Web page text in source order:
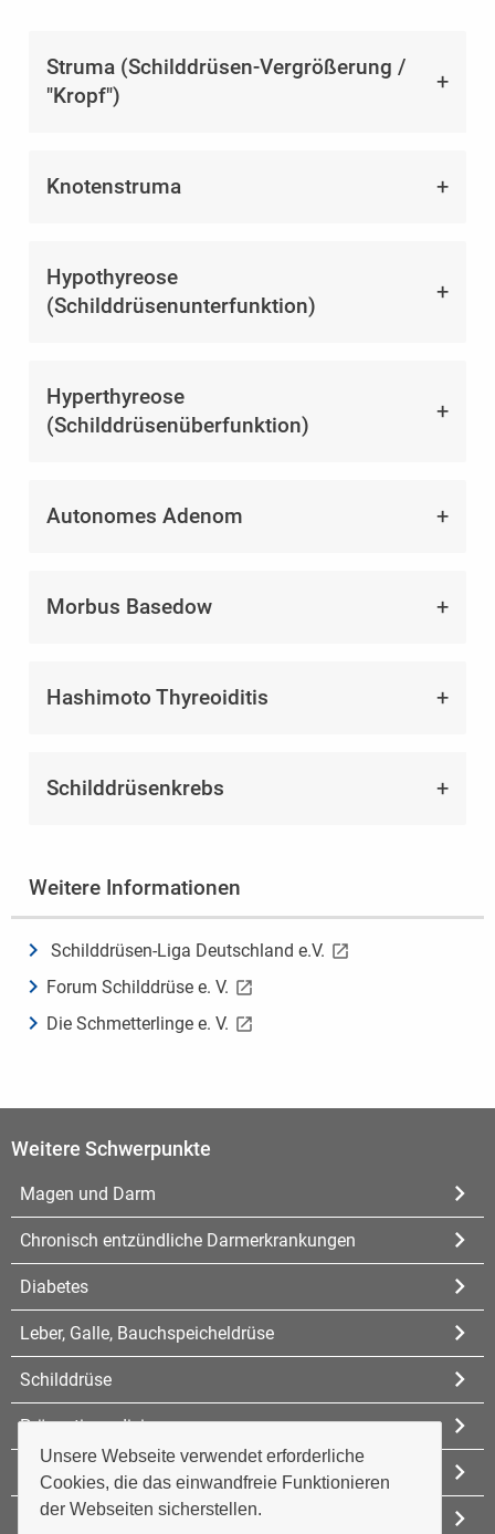
Unsere Webseite verwendet erforderliche
Cookies, die das einwandfreie Funktionieren
der Webseiten sicherstellen.
Struma (Schilddrüsen-Vergrößerung /
"Kropf")
Knotenstruma
Hypothyreose
(Schilddrüsenunterfunktion)
Hyperthyreose
(Schilddrüsenüberfunktion)
Autonomes Adenom
Morbus Basedow
Hashimoto Thyreoiditis
Schilddrüsenkrebs
Weitere Informationen
Schilddrüsen-Liga Deutschland e.V.
Forum Schilddrüse e. V.
Die Schmetterlinge e. V.
Weitere Schwerpunkte
Magen und Darm
Chronisch entzündliche Darmerkrankungen
Diabetes
Leber, Galle, Bauchspeicheldrüse
Schilddrüse
Präventivmedizin
Reisemedizin
Gelbfieber-Impfstelle